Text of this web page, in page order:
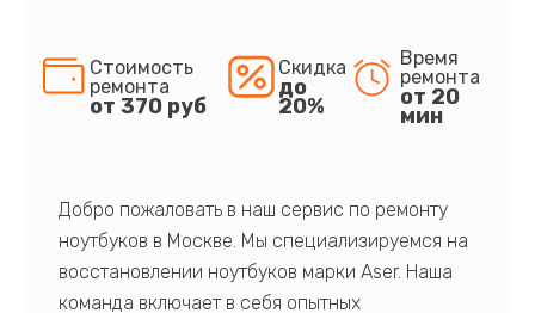
Стоимость
ремонта
от 370 руб
Скидка
до
20%
Время
ремонта
от 20
мин
Добро пожаловать в наш сервис по ремонту
ноутбуков в Москве. Мы специализируемся на
восстановлении ноутбуков марки Aser. Наша
команда включает в себя опытных